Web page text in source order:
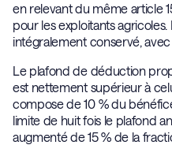
en relevant du même article
pour les exploitants
intégralement conservé,
Le plafond de déduction
est nettement supérieur à
compose de 10 % du
limite de huit fois le plafond
augmenté de 15 % de la